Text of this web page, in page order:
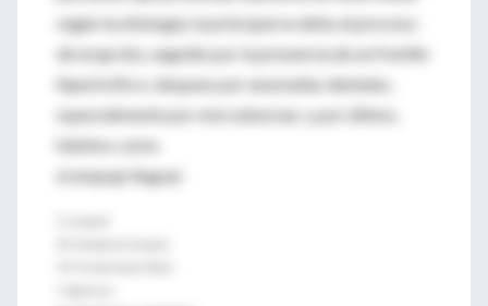
según la etiología; la principal se debe al proceso
de erupción, seguido por la presencia de un frenillo
hipertrófico; despues por anomalías dentales,
especialmente por microdoncias; y por último,
hábitos como
el empuje lingual.